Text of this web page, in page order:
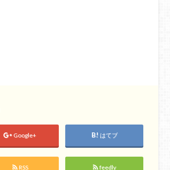
Google+ はてブ
RSS feedly